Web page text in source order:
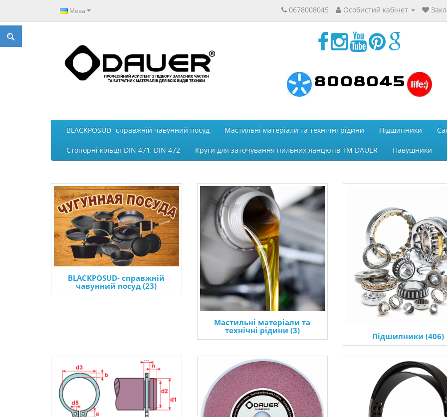
Мова 0678008045 Особистий кабінет
8008045
BLACKPOSUD- справжній чавунний посуд Мастильні матеріали та технічні рідини Підшипники
Стопорні кільця DIN 471, DIN 472 Круги для заточування пильних ланцюгів ТМ DAUER Навушники
BLACKPOSUD- справжній
чавунний посуд (23)
Мастильні матеріали та
технічні рідини (3)
Підшипники (406)